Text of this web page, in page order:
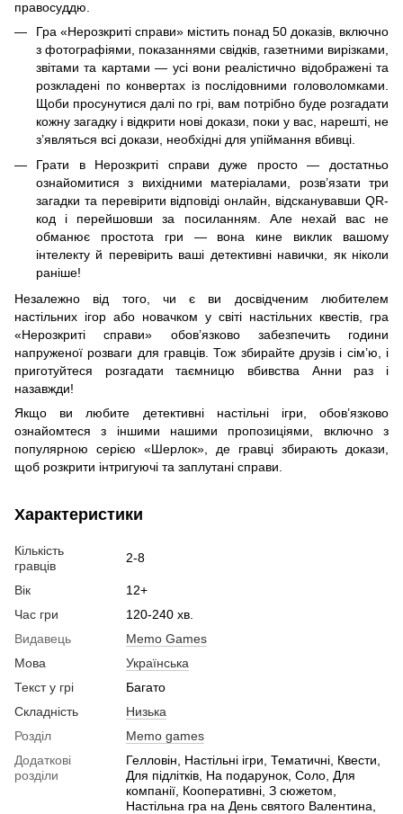
правосуддю.
Гра «Нерозкриті справи» містить понад 50 доказів, включно
з фотографіями, показаннями свідків, газетними вирізками,
звітами та картами — усі вони реалістично відображені та
розкладені по конвертах із послідовними головоломками.
Щоби просунутися далі по грі, вам потрібно буде розгадати
кожну загадку і відкрити нові докази, поки у вас, нарешті, не
з’являться всі докази, необхідні для упіймання вбивці.
Грати в Нерозкриті справи дуже просто — достатньо
ознайомитися з вихідними матеріалами, розв’язати три
загадки та перевірити відповіді онлайн, відсканувавши QR-
код і перейшовши за посиланням. Але нехай вас не
обманює простота гри — вона кине виклик вашому
інтелекту й перевірить ваші детективні навички, як ніколи
раніше!
Незалежно від того, чи є ви досвідченим любителем
настільних ігор або новачком у світі настільних квестів, гра
«Нерозкриті справи» обов’язково забезпечить години
напруженої розваги для гравців. Тож збирайте друзів і сім’ю, і
приготуйтеся розгадати таємницю вбивства Анни раз і
назавжди!
Якщо ви любите детективні настільні ігри, обов’язково
ознайомтеся з іншими нашими пропозиціями, включно з
популярною серією «Шерлок», де гравці збирають докази,
щоб розкрити інтригуючі та заплутані справи.
Характеристики
Кількість
гравців
2-8
Вік
12+
Час гри
120-240 хв.
Видавець
Memo Games
Мова
Українська
Текст у грі
Багато
Складність
Низька
Розділ
Memo games
Додаткові
розділи
Гелловін, Настільні ігри, Тематичні, Квести,
Для підлітків, На подарунок, Соло, Для
компанії, Кооперативні, З сюжетом,
Настільна гра на День святого Валентина,